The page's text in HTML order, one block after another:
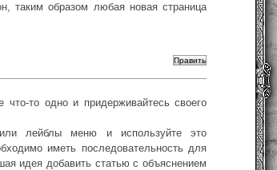
таким образом любая новая страница
что-то одно и придерживайтесь своего
лейблы меню и используйте это
иметь последовательность для
идея добавить статью с объяснением